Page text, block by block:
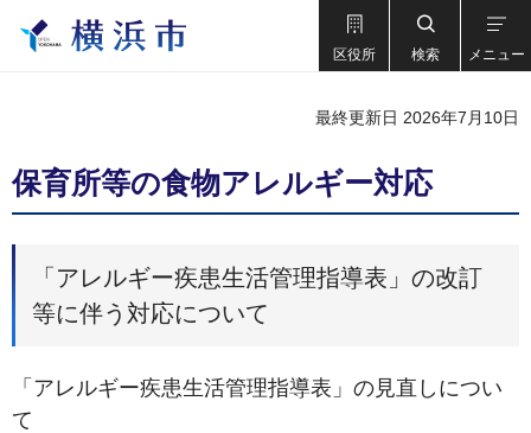
区役所 検索 メニュー
最終更新日 2026年7月10日
保育所等の食物アレルギー対応
「アレルギー疾患生活管理指導表」の改訂
等に伴う対応について
「アレルギー疾患生活管理指導表」の見直しについ
て